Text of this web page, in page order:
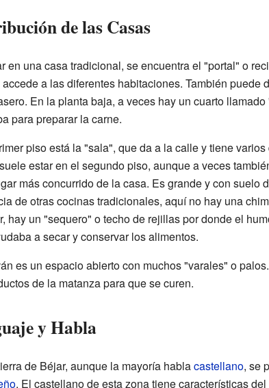
de las Casas
en una casa tradicional, se encuentra el "portal" o
a las diferentes habitaciones. También puede
En la planta baja, a veces hay un cuarto
para preparar la carne.
piso está la "sala", que da a la calle y tiene
estar en el segundo piso, aunque a veces
más concurrido de la casa. Es grande y con suelo
de otras cocinas tradicionales, aquí no hay una
hay un "sequero" o techo de rejillas por donde el
a secar y conservar los alimentos.
es un espacio abierto con muchos "varales" o
de la matanza para que se curen.
y Habla
de Béjar, aunque la mayoría hablacastellano, se
. El castellano de esta zona tiene características